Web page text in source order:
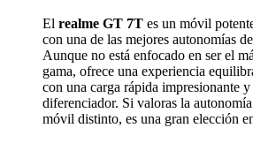
El realme GT 7T es un móvil
con una de las mejores autonomías
Aunque no está enfocado en ser el
gama, ofrece una experiencia
con una carga rápida impresionante
diferenciador. Si valoras la
móvil distinto, es una gran elección